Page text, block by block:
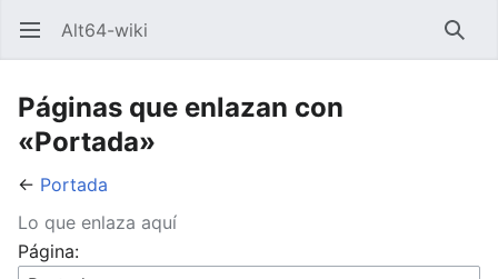
Abrir menú principal Alt64-wiki
Páginas que enlazan con
«Portada»
← Portada
Lo que enlaza aquí
Página: